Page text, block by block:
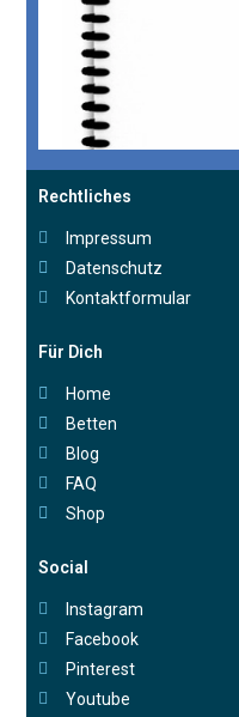
Rechtliches
Impressum
Datenschutz
Kontaktformular
Für Dich
Home
Betten
Blog
FAQ
Shop
Social
Instagram
Facebook
Pinterest
Youtube